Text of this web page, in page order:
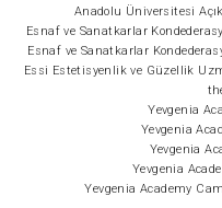
Anadolu Üniversitesi
Esnaf ve Sanatkarlar
Esnaf ve Sanatkarlar
Essi Estetisyenlik ve Güzellik
Yevgenia
Yevgenia
Yevgenia
Yevgenia
Yevgenia Academy